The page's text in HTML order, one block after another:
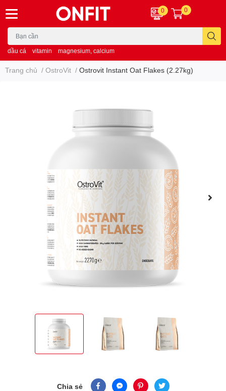
dầu cá vitamin magnesium, calcium
0 0
Trang chủ / OstroVit / Ostrovit Instant Oat Flakes (2.27kg)
Chia sẻ